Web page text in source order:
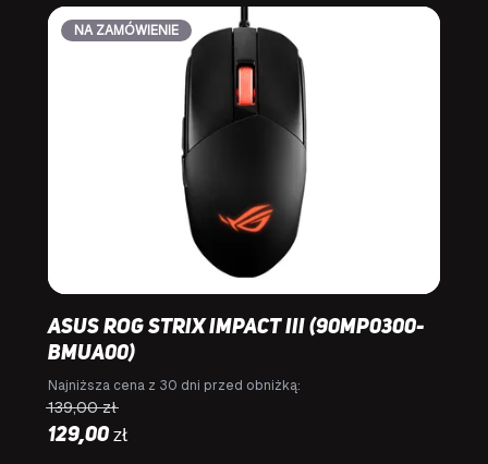
NA ZAMÓWIENIE
Asus ROG Strix IMPACT III (90MP0300-
BMUA00)
Najniższa cena z 30 dni przed obniżką:
139,00zł
129,00 zł